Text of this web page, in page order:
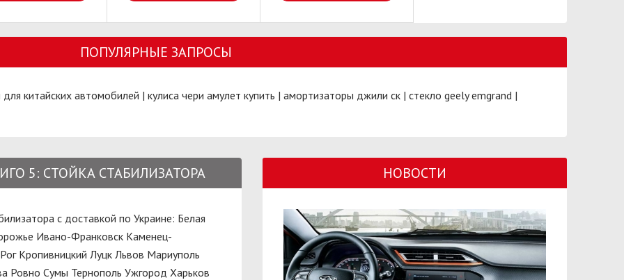
ПОПУЛЯРНЫЕ ЗАПРОСЫ
для китайских автомобилей | кулиса чери амулет купить | амортизаторы джили ск | стекло geely emgrand |
5: СТОЙКА СТАБИЛИЗАТОРА
с доставкой по Украине: Белая
Ивано-Франковск Каменец-
Кропивницкий Луцк Львов Мариуполь
Ровно Сумы Тернополь Ужгород Харьков
НОВОСТИ